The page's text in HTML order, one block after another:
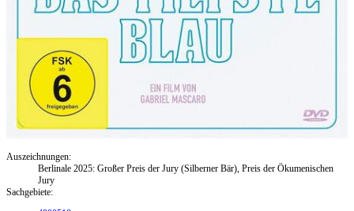
Auszeichnungen:
Berlinale 2025: Großer Preis der Jury (Silberner Bär), Preis der Ökumenischen
Jury
Sachgebiete: